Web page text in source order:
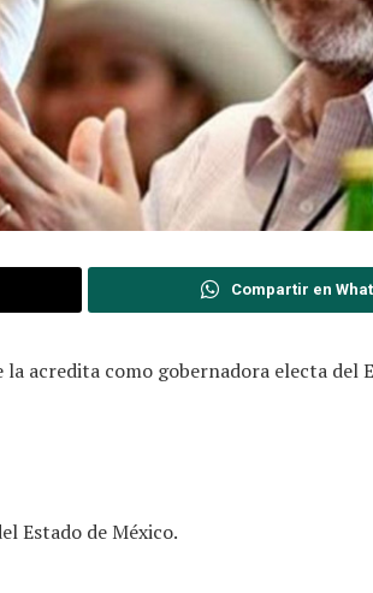
Compartir en
acredita como gobernadora electa del
Estado de México.